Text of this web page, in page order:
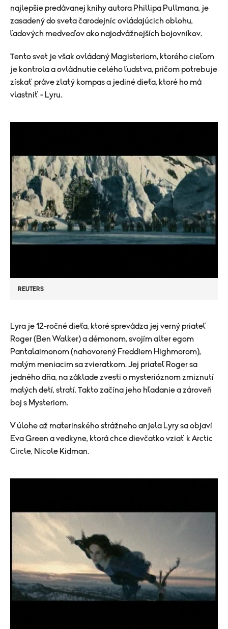
najlepšie predávanej knihy autora Phillipa Pullmana, je
zasadený do sveta čarodejníc ovládajúcich oblohu,
ľadových medveďov ako najodvážnejších bojovníkov.
Tento svet je však ovládaný Magisteriom, ktorého cieľom
je kontrola a ovládnutie celého ľudstva, pričom potrebuje
získať práve zlatý kompas a jediné dieťa, ktoré ho má
vlastniť - Lyru.
REUTERS
Lyra je 12-ročné dieťa, ktoré sprevádza jej verný priateľ
Roger (Ben Walker) a démonom, svojím alter egom
Pantalaimonom (nahovorený Freddiem Highmorom),
malým meniacim sa zvieratkom. Jej priateľ Roger sa
jedného dňa, na základe zvesti o mysterióznom zmiznutí
malých detí, stratí. Takto začína jeho hľadanie a zároveň
boj s Mysteriom.
V úlohe až materinského strážneho anjela Lyry sa objaví
Eva Green a vedkyne, ktorá chce dievčatko vziať k Arctic
Circle, Nicole Kidman.